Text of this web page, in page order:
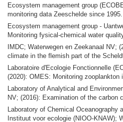
Ecosystem management group
monitoring data Zeeschelde since
Ecosystem management group -
Monitoring fysical-chemical water
IMDC; Waterwegen en Zeekanaal NV;
climate in the flemish part of the
Laboratoire d'Ecologie Fonctionnelle
(2020): OMES: Monitoring zooplankton
Laboratory of Analytical and
NV; (2016): Examination of the
Laboratory of Chemical Oceanography
Instituut voor ecologie (NIOO-KNAW);